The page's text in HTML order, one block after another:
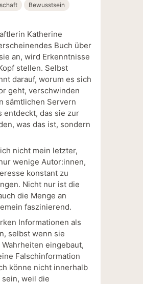
Bewusstsein
Katherine
Buch über
an, wird Erkenntnisse
stellen. Selbst
darauf, worum es sich
geht, verschwinden
sämtlichen Servern
entdeckt, das sie zur
was das ist, sondern
nicht mein letzter,
wenige Autor:innen,
konstant zu
Nicht nur ist die
die Menge an
faszinierend.
Informationen als
selbst wenn sie
eingebaut,
Falschinformation
könne nicht innerhalb
weil die